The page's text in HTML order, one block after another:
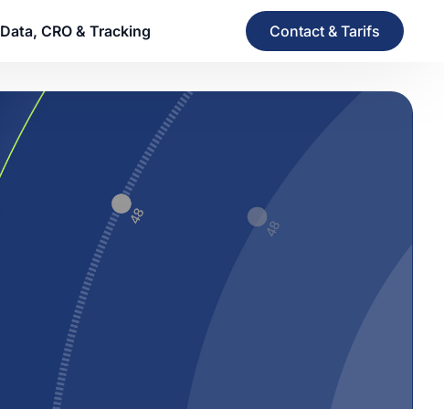
Data, CRO & Tracking Contact & Tarifs